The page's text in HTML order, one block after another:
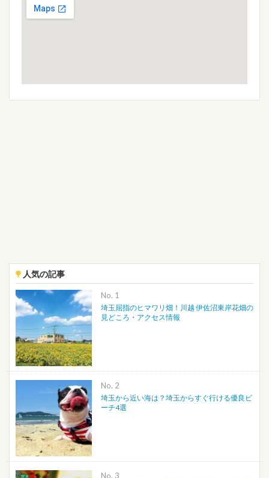
人気の記事
No.
埼玉屈指のヒマワリ畑！川越 伊佐沼東岸花畑の
見どころ・アクセス情報
No.
埼玉から近い海は？埼玉からすぐ行ける優良ビ
ーチ4選
No.